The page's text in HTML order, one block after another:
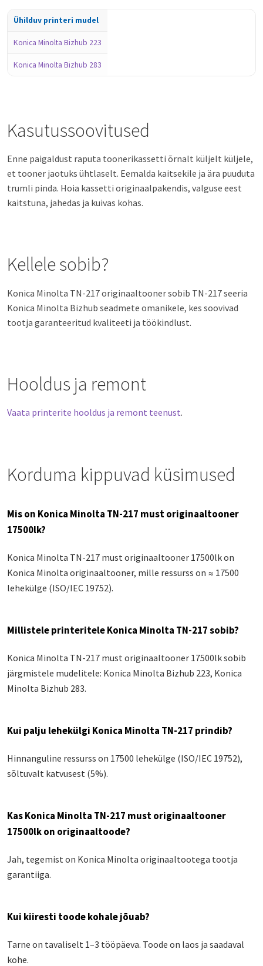
Ühilduv printeri mudel
Konica Minolta Bizhub 223
Konica Minolta Bizhub 283
Kasutussoovitused
Enne paigaldust raputa toonerikassetti õrnalt küljelt küljele,
et tooner jaotuks ühtlaselt. Eemalda kaitsekile ja ära puuduta
trumli pinda. Hoia kassetti originaalpakendis, valguse eest
kaitstuna, jahedas ja kuivas kohas.
Kellele sobib?
Konica Minolta TN-217 originaaltooner sobib TN-217 seeria
Konica Minolta Bizhub seadmete omanikele, kes soovivad
tootja garanteeritud kvaliteeti ja töökindlust.
Hooldus ja remont
Vaata printerite hooldus ja remont teenust.
Korduma kippuvad küsimused
Mis on Konica Minolta TN-217 must originaaltooner
17500lk?
Konica Minolta TN-217 must originaaltooner 17500lk on
Konica Minolta originaaltooner, mille ressurss on ≈ 17500
lehekülge (ISO/IEC 19752).
Millistele printeritele Konica Minolta TN-217 sobib?
Konica Minolta TN-217 must originaaltooner 17500lk sobib
järgmistele mudelitele: Konica Minolta Bizhub 223, Konica
Minolta Bizhub 283.
Kui palju lehekülgi Konica Minolta TN-217 prindib?
Hinnanguline ressurss on 17500 lehekülge (ISO/IEC 19752),
sõltuvalt katvusest (5%).
Kas Konica Minolta TN-217 must originaaltooner
17500lk on originaaltoode?
Jah, tegemist on Konica Minolta originaaltootega tootja
garantiiga.
Kui kiiresti toode kohale jõuab?
Tarne on tavaliselt 1–3 tööpäeva. Toode on laos ja saadaval
kohe.